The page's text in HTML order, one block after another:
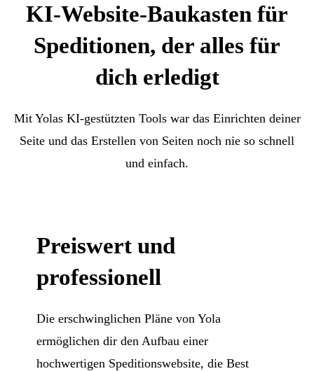
KI-Website-Baukasten für
Speditionen, der alles für
dich erledigt
Mit Yolas KI-gestützten Tools war das Einrichten deiner
Seite und das Erstellen von Seiten noch nie so schnell
und einfach.
Preiswert und
professionell
Die erschwinglichen Pläne von Yola
ermöglichen dir den Aufbau einer
hochwertigen Speditionswebsite, die Best